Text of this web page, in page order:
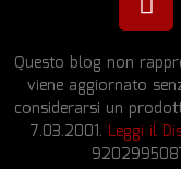
Questo blog non
viene aggiornato
considerarsi un
7.03.2001. Leggi il